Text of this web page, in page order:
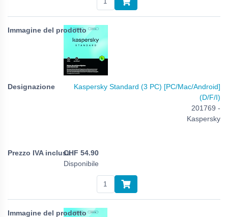
Kaspersky Standard (3 PC) [PC/Mac/Android]
(D/F/I)
201769 -
Kaspersky
CHF 54.90
Disponibile